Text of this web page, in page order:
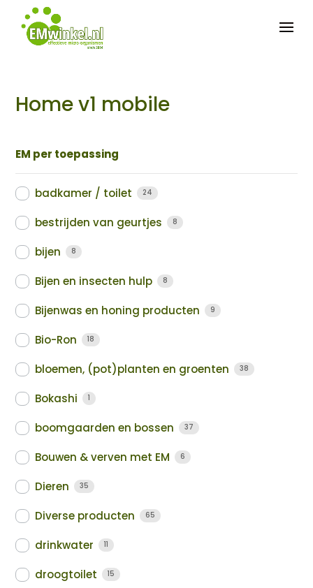
Home v1 mobile
EM per toepassing
badkamer / toilet 24
bestrijden van geurtjes 8
bijen 8
Bijen en insecten hulp 8
Bijenwas en honing producten 9
Bio-Ron 18
bloemen, (pot)planten en groenten 38
Bokashi 1
boomgaarden en bossen 37
Bouwen & verven met EM 6
Dieren 35
Diverse producten 65
drinkwater 11
droogtoilet 15